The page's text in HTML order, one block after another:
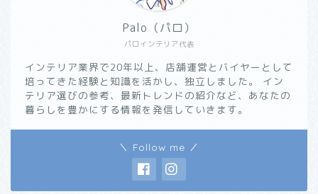
パロインテリア代表
Palo（パロ）
インテリア業界で20年以上、店舗運営とバイヤーとして
培ってきた経験と知識を活かし、独立しました。 イン
テリア選びの参考、最新トレンドの紹介など、あなたの
暮らしを豊かにする情報を発信していきます。
＼ Follow me ／